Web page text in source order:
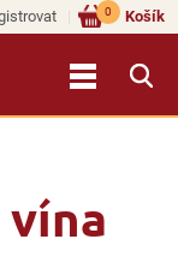
Košík
0